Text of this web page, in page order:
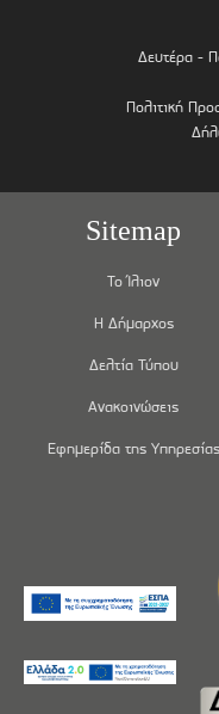
Δευτέρα -
Πολιτική
Sitemap
Το Ίλιον
Η Δήμαρχος
Δελτία Τύπου
Ανακοινώσεις
Εφημερίδα της Υπηρεσίας